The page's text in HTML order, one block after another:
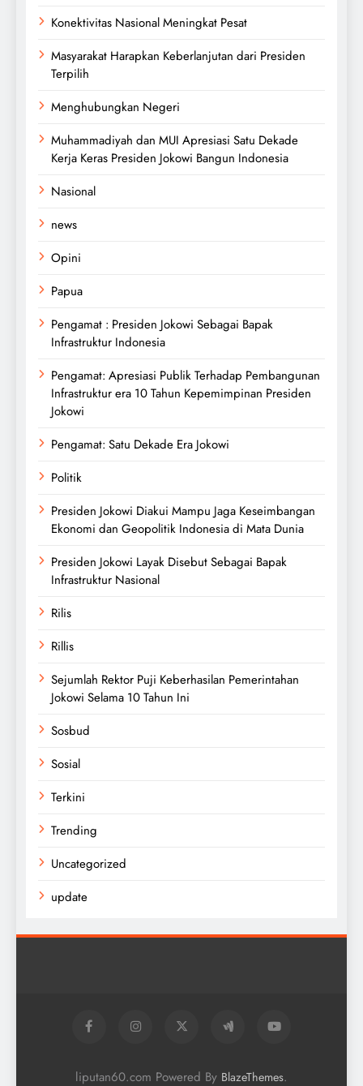
Konektivitas Nasional Meningkat Pesat
Masyarakat Harapkan Keberlanjutan dari Presiden
Terpilih
Menghubungkan Negeri
Muhammadiyah dan MUI Apresiasi Satu Dekade
Kerja Keras Presiden Jokowi Bangun Indonesia
Nasional
news
Opini
Papua
Pengamat : Presiden Jokowi Sebagai Bapak
Infrastruktur Indonesia
Pengamat: Apresiasi Publik Terhadap Pembangunan
Infrastruktur era 10 Tahun Kepemimpinan Presiden
Jokowi
Pengamat: Satu Dekade Era Jokowi
Politik
Presiden Jokowi Diakui Mampu Jaga Keseimbangan
Ekonomi dan Geopolitik Indonesia di Mata Dunia
Presiden Jokowi Layak Disebut Sebagai Bapak
Infrastruktur Nasional
Rilis
Rillis
Sejumlah Rektor Puji Keberhasilan Pemerintahan
Jokowi Selama 10 Tahun Ini
Sosbud
Sosial
Terkini
Trending
Uncategorized
update
liputan60.com Powered By BlazeThemes.